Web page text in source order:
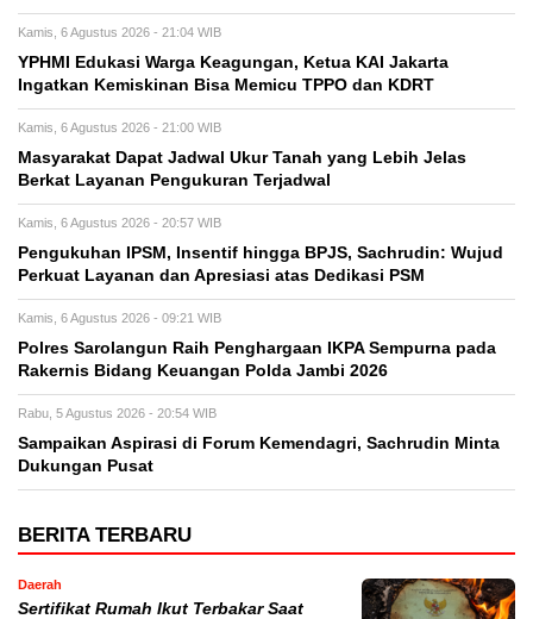
Kamis, 6 Agustus 2026 - 21:04 WIB
YPHMI Edukasi Warga Keagungan, Ketua KAI Jakarta
Ingatkan Kemiskinan Bisa Memicu TPPO dan KDRT
Kamis, 6 Agustus 2026 - 21:00 WIB
Masyarakat Dapat Jadwal Ukur Tanah yang Lebih Jelas
Berkat Layanan Pengukuran Terjadwal
Kamis, 6 Agustus 2026 - 20:57 WIB
Pengukuhan IPSM, Insentif hingga BPJS, Sachrudin: Wujud
Perkuat Layanan dan Apresiasi atas Dedikasi PSM
Kamis, 6 Agustus 2026 - 09:21 WIB
Polres Sarolangun Raih Penghargaan IKPA Sempurna pada
Rakernis Bidang Keuangan Polda Jambi 2026
Rabu, 5 Agustus 2026 - 20:54 WIB
Sampaikan Aspirasi di Forum Kemendagri, Sachrudin Minta
Dukungan Pusat
BERITA TERBARU
Daerah
Sertifikat Rumah Ikut Terbakar Saat